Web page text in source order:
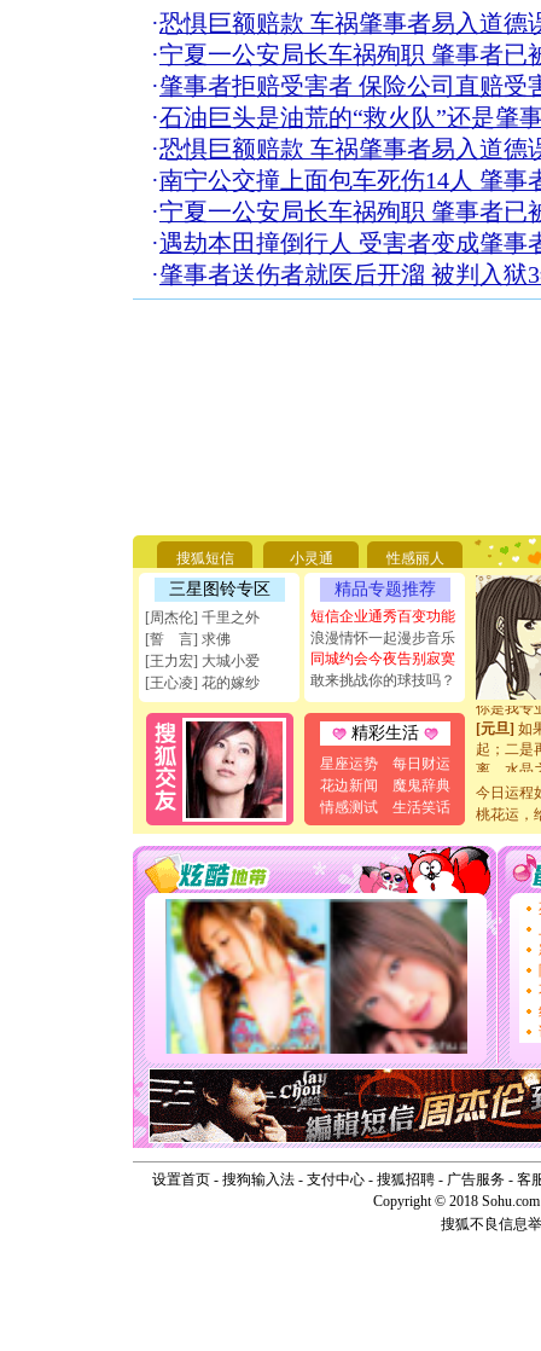
·恐惧巨额赔款 车祸肇事者易入道德
·宁夏一公安局长车祸殉职 肇事者已
·肇事者拒赔受害者 保险公司直赔受
·石油巨头是油荒的“救火队”还是肇
·恐惧巨额赔款 车祸肇事者易入道德
·南宁公交撞上面包车死伤14人 肇事
·宁夏一公安局长车祸殉职 肇事者已
·遇劫本田撞倒行人 受害者变成肇事
·肇事者送伤者就医后开溜 被判入狱
搜狐短信 小灵通 性感丽人
三星图铃专区
[周杰伦] 千里之外
[誓 言] 求佛
[王力宏] 大城小爱
[王心凌] 花的嫁纱
精品专题推荐
短信企业通秀百变功能
浪漫情怀一起漫步音乐
同城约会今夜告别寂寞
敢来挑战你的球技吗？
精彩生活
星座运势
每日财运
花边新闻
魔鬼辞典
情感测试
生活笑话
要平安！
[圣诞节]
能正大光
天都要快
[圣诞节]
如意,快
[元旦]看
断电。爱
你是我专
[元旦] 如
起；二是
离。水晶
[元旦]
当
泣，这
卖了。水
[春节]风
颜！冬去
道一声
[春节]
传
片叶子
送你一
[圣诞节]
你太多
要平安
[圣诞节]
能正大
天都要快
[圣诞节]
如意,快
[元旦]看
断电。爱
你是我专
[元旦]
起；二是
离。水晶
今日运程
桃花运，
设置首页- 搜狗输入法- 支付中心- 搜狐招聘- 广告服务- 客
Copyright © 2018
搜狐不良信息